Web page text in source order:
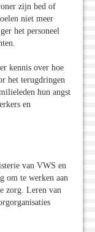
zijn bed of
niet meer
het personeel
kennis over hoe
het terugdringen
hun angst
en
van VWS en
om te werken aan
zorg. Leren van